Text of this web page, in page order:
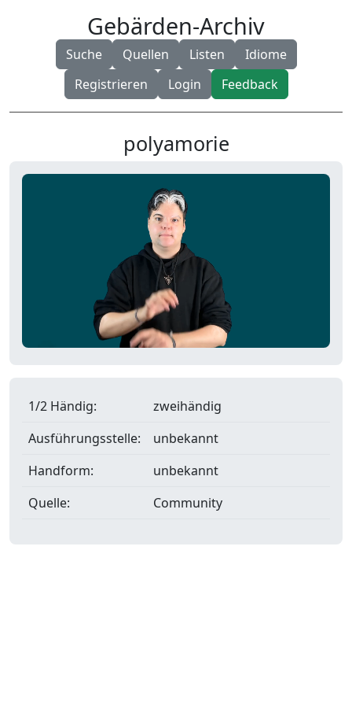
Gebärden-Archiv
Suche Quellen Listen
Idiome
Registrieren
Login Feedback
polyamorie
1/2 Händig:
zweihändig
Ausführungsstelle:
unbekannt
Handform:
unbekannt
Quelle:
Community